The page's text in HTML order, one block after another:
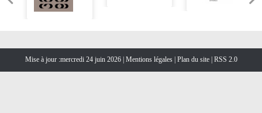
Mise à jour :mercredi 24 juin 2026 | Mentions légales | Plan du site |RSS 2.0